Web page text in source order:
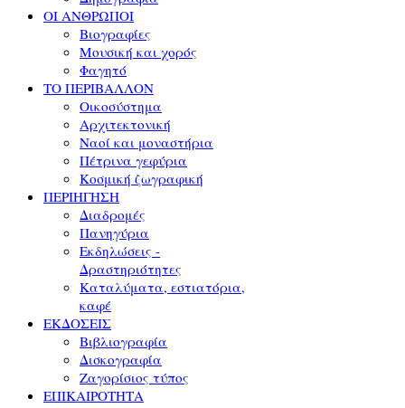
ΟΙ ΑΝΘΡΩΠΟΙ
Βιογραφίες
Μουσική και χορός
Φαγητό
ΤΟ ΠΕΡΙΒΑΛΛΟΝ
Οικοσύστημα
Αρχιτεκτονική
Ναοί και μοναστήρια
Πέτρινα γεφύρια
Κοσμική ζωγραφική
ΠΕΡΙΗΓΗΣΗ
Διαδρομές
Πανηγύρια
Εκδηλώσεις -
Δραστηριότητες
Καταλύματα, εστιατόρια,
καφέ
ΕΚΔΟΣΕΙΣ
Βιβλιογραφία
Δισκογραφία
Ζαγορίσιος τύπος
ΕΠΙΚΑΙΡΟΤΗΤΑ